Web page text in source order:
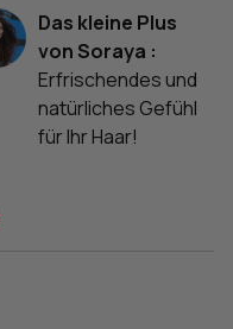
Das kleine Plus
von Soraya :
Erfrischendes und
natürliches Gefühl
für Ihr Haar!